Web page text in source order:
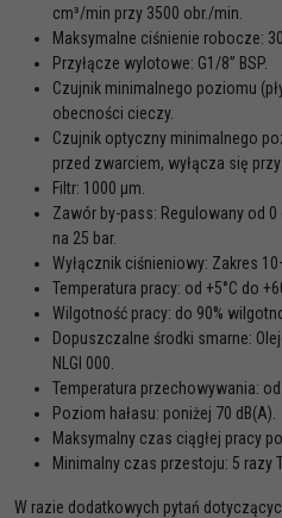
cm³/min przy 3500 obr./min.
Maksymalne ciśnienie robocze:
Przyłącze wylotowe: G1/8” BSP.
Czujnik minimalnego poziomu
obecności cieczy.
Czujnik optyczny minimalnego
przed zwarciem, wyłącza się
Filtr: 1000 µm.
Zawór by-pass: Regulowany od
na 25 bar.
Wyłącznik ciśnieniowy: Zakres
Temperatura pracy: od +5°C do
Wilgotność pracy: do 90%
Dopuszczalne środki smarne:
NLGI 000.
Temperatura przechowywania: od
Poziom hałasu: poniżej 70 dB(A).
Maksymalny czas ciągłej pracy
Minimalny czas przestoju: 5 razy
W razie dodatkowych pytań